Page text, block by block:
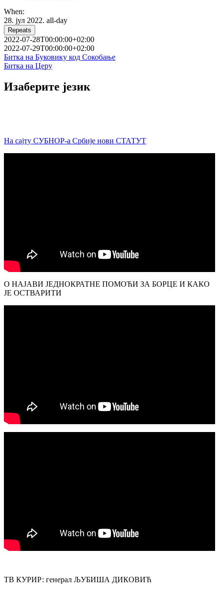
When:
28. јул 2022. all-day
Repeats
2022-07-28T00:00:00+02:00
2022-07-29T00:00:00+02:00
Кретање
чланка
Битка на Буковику код Сокобање
Битка на Церу
Изаберите језик
На сајту СУБНОР-а Србије нови СТАТУТ
О НАЈАВИ ЈЕДНОКРАТНЕ ПОМОЋИ ЗА БОРЦЕ И КАКО
ЈЕ ОСТВАРИТИ
ТВ КУРИР: генерал ЉУБИША ДИКОВИЋ